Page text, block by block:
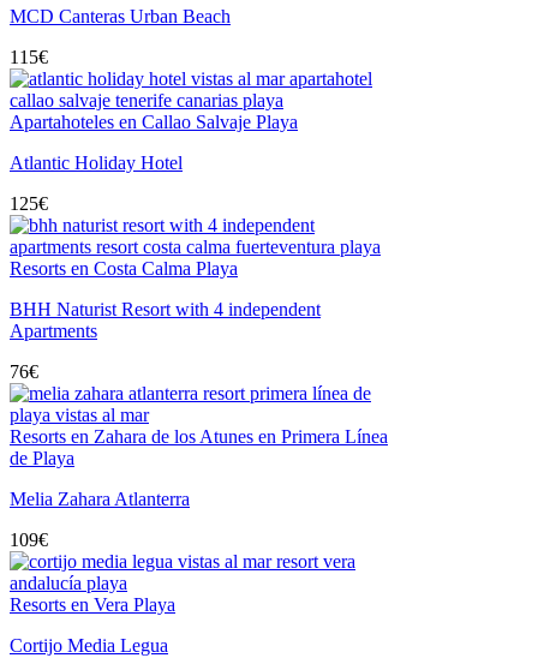
MCD Canteras Urban Beach
115€
Apartahoteles en Callao Salvaje Playa
Atlantic Holiday Hotel
125€
Resorts en Costa Calma Playa
BHH Naturist Resort with 4 independent
Apartments
76€
Resorts en Zahara de los Atunes en Primera Línea
de Playa
Melia Zahara Atlanterra
109€
Resorts en Vera Playa
Cortijo Media Legua